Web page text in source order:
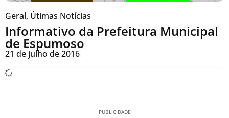
Geral, Útimas Notícias
Informativo da Prefeitura Municipal
de Espumoso
21 de julho de 2016
PUBLICIDADE